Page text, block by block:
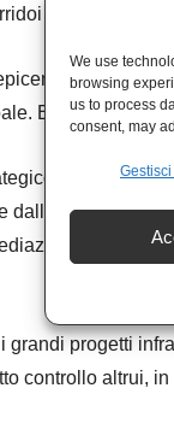
We use
browsing
us to process
consent, may
economici.
Custode
E oggi,
classico:
dalla guerra, ma
cinese,
grandi progetti
controllo altrui,